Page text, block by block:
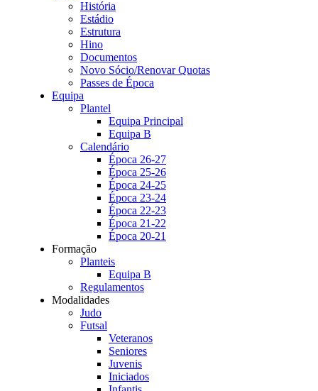
História
Estádio
Estrutura
Hino
Documentos
Novo Sócio/Renovar Quotas
Passes de Época
Equipa
Plantel
Equipa Principal
Equipa B
Calendário
Época 26-27
Época 25-26
Época 24-25
Época 23-24
Época 22-23
Época 21-22
Época 20-21
Formação
Planteis
Equipa B
Regulamentos
Modalidades
Judo
Futsal
Veteranos
Seniores
Juvenis
Iniciados